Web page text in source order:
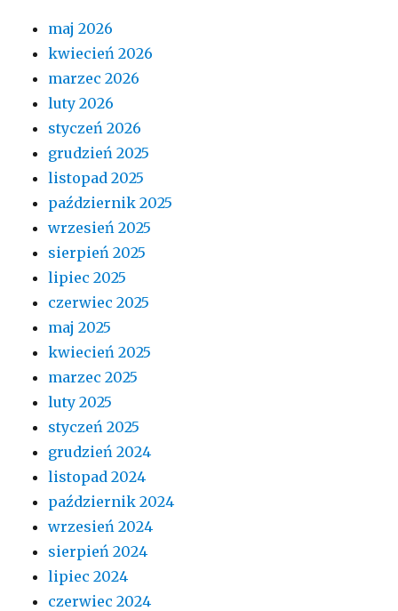
maj 2026
kwiecień 2026
marzec 2026
luty 2026
styczeń 2026
grudzień 2025
listopad 2025
październik 2025
wrzesień 2025
sierpień 2025
lipiec 2025
czerwiec 2025
maj 2025
kwiecień 2025
marzec 2025
luty 2025
styczeń 2025
grudzień 2024
listopad 2024
październik 2024
wrzesień 2024
sierpień 2024
lipiec 2024
czerwiec 2024